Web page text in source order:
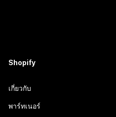
Shopify
เกี่ยวกับ
พาร์ทเนอร์